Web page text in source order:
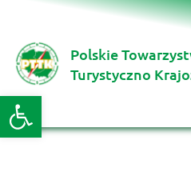
Otwórz pasek
Polskie
Turystyczno